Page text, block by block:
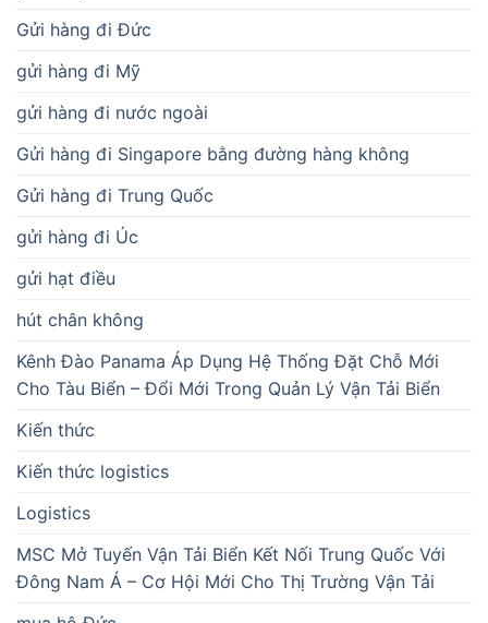
Gửi hàng đi Đức
gửi hàng đi Mỹ
gửi hàng đi nước ngoài
Gửi hàng đi Singapore bằng đường hàng không
Gửi hàng đi Trung Quốc
gửi hàng đi Úc
gửi hạt điều
hút chân không
Kênh Đào Panama Áp Dụng Hệ Thống Đặt Chỗ Mới
Cho Tàu Biển – Đổi Mới Trong Quản Lý Vận Tải Biển
Kiến thức
Kiến thức logistics
Logistics
MSC Mở Tuyến Vận Tải Biển Kết Nối Trung Quốc Với
Đông Nam Á – Cơ Hội Mới Cho Thị Trường Vận Tải